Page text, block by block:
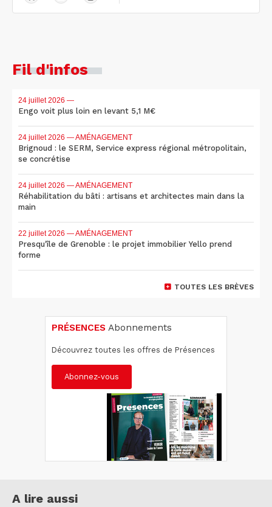
Fil d'infos
24 juillet 2026 —
Engo voit plus loin en levant 5,1 M€
24 juillet 2026 — AMÉNAGEMENT
Brignoud : le SERM, Service express régional métropolitain,
se concrétise
24 juillet 2026 — AMÉNAGEMENT
Réhabilitation du bâti : artisans et architectes main dans la
main
22 juillet 2026 — AMÉNAGEMENT
Presqu'île de Grenoble : le projet immobilier Yello prend
forme
TOUTES LES BRÈVES
PRÉSENCES Abonnements
Découvrez toutes les offres de Présences
Abonnez-vous
A lire aussi